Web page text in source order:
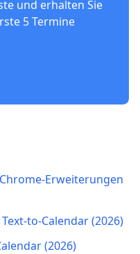
und erhalten Sie
5 Termine
Erweiterungen
to-Calendar (2026)
(2026)